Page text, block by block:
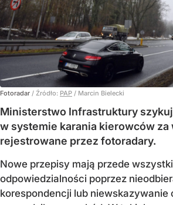
Fotoradar / Źródło: PAP / Marcin Bielecki
Ministerstwo Infrastruktury
w systemie karania kierowców za
rejestrowane przez fotoradary.
Nowe przepisy mają przede
odpowiedzialności poprzez
korespondencji lub niewskazywanie